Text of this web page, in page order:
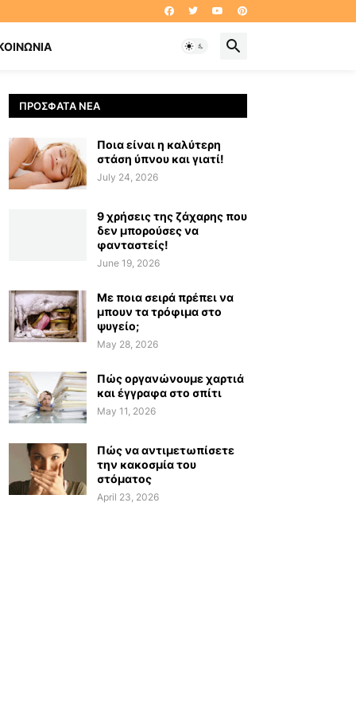
ΠΡΌΣΦΑΤΑ ΝΈΑ
Ποια είναι η καλύτερη
στάση ύπνου και γιατί!
July 24, 2026
9 χρήσεις της ζάχαρης που
δεν μπορούσες να
φανταστείς!
June 19, 2026
Με ποια σειρά πρέπει να
μπουν τα τρόφιμα στο
ψυγείο;
May 28, 2026
Πώς οργανώνουμε χαρτιά
και έγγραφα στο σπίτι
May 11, 2026
Πώς να αντιμετωπίσετε
την κακοσμία του
στόματος
April 23, 2026